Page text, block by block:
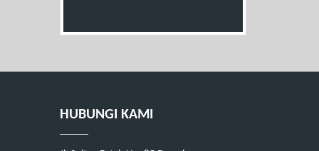
HUBUNGI KAMI